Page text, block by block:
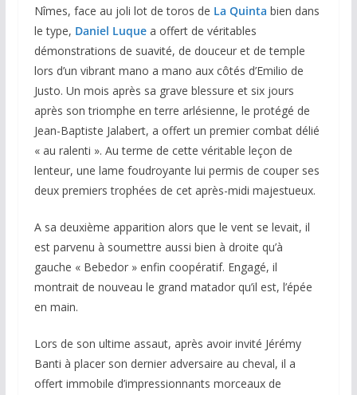
Nîmes, face au joli lot de toros de La Quinta bien dans
le type, Daniel Luque a offert de véritables
démonstrations de suavité, de douceur et de temple
lors d’un vibrant mano a mano aux côtés d’Emilio de
Justo. Un mois après sa grave blessure et six jours
après son triomphe en terre arlésienne, le protégé de
Jean-Baptiste Jalabert, a offert un premier combat délié
« au ralenti ». Au terme de cette véritable leçon de
lenteur, une lame foudroyante lui permis de couper ses
deux premiers trophées de cet après-midi majestueux.
A sa deuxième apparition alors que le vent se levait, il
est parvenu à soumettre aussi bien à droite qu’à
gauche « Bebedor » enfin coopératif. Engagé, il
montrait de nouveau le grand matador qu’il est, l’épée
en main.
Lors de son ultime assaut, après avoir invité Jérémy
Banti à placer son dernier adversaire au cheval, il a
offert immobile d’impressionnants morceaux de